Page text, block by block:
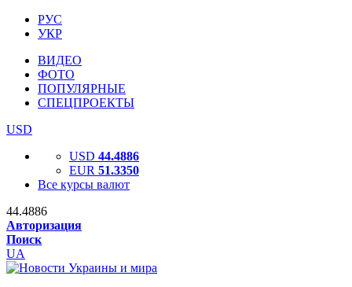
РУС
УКР
ВИДЕО
ФОТО
ПОПУЛЯРНЫЕ
СПЕЦПРОЕКТЫ
USD
USD 44.4886
EUR 51.3350
Все курсы валют
44.4886
Авторизация
Поиск
UA